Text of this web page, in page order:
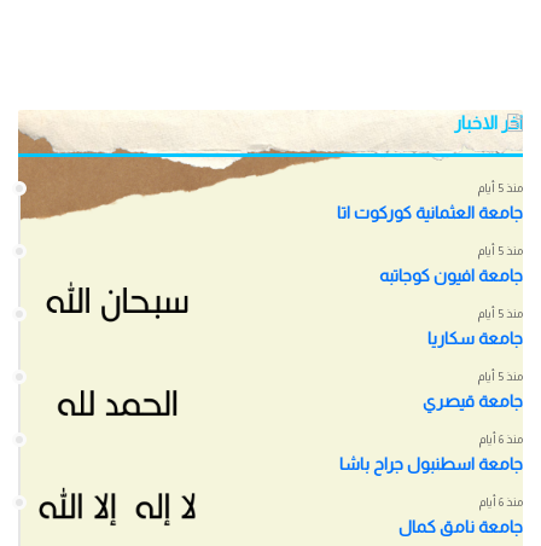
اخر الاخبار
منذ 5 أيام
جامعة العثمانية كوركوت اتا
منذ 5 أيام
جامعة افيون كوجاتبه
منذ 5 أيام
جامعة سكاريا
منذ 5 أيام
جامعة قيصري
منذ 6 أيام
جامعة اسطنبول جراح باشا
منذ 6 أيام
جامعة نامق كمال